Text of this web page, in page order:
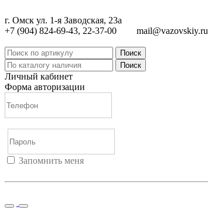
г. Омск ул. 1-я Заводская, 23а
+7 (904) 824-69-43, 22-37-00
mail@vazovskiy.ru
Поиск
Поиск
Личный кабинет
Форма авторизации
Запомнить меня